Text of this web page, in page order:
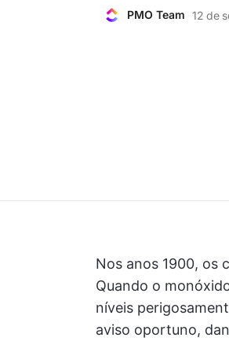
PMO Team 12 de
Nos anos 1900, os
Quando o
níveis
aviso oportuno,